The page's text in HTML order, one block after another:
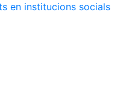
en institucions socials